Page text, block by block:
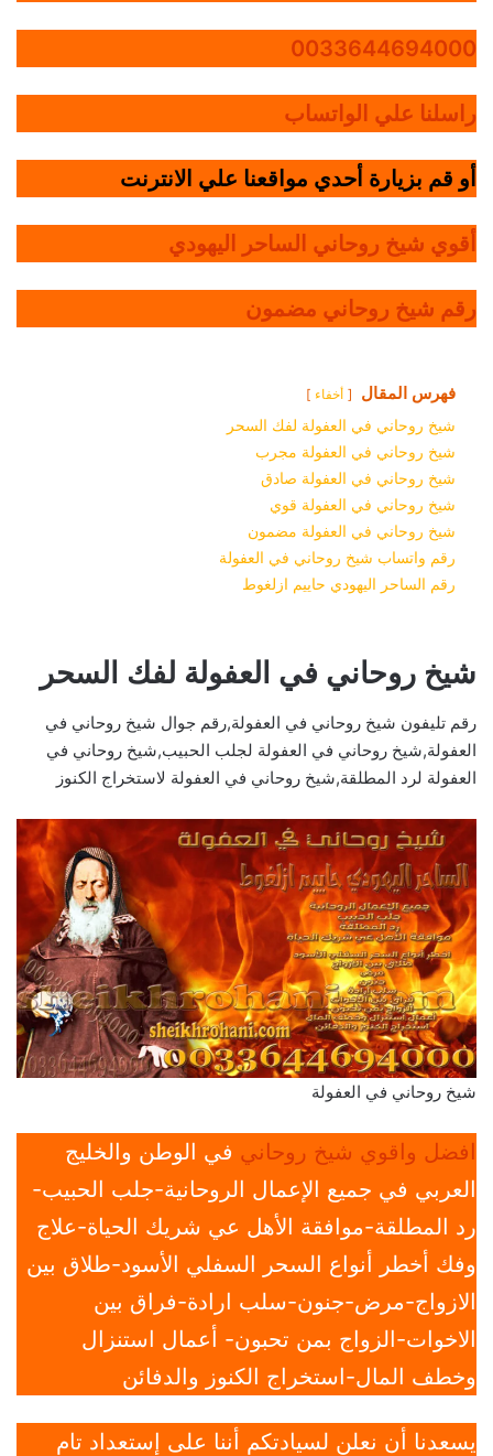
0033644694000
راسلنا علي الواتساب
أو قم بزيارة أحدي مواقعنا علي الانترنت
أقوي شيخ روحاني الساحر اليهودي
رقم شيخ روحاني مضمون
فهرس المقال أخفاء
شيخ روحاني في العفولة لفك السحر
شيخ روحاني في العفولة مجرب
شيخ روحاني في العفولة صادق
شيخ روحاني في العفولة قوي
شيخ روحاني في العفولة مضمون
رقم واتساب شيخ روحاني في العفولة
رقم الساحر اليهودي حاييم ازلغوط
شيخ روحاني في العفولة لفك السحر
رقم تليفون شيخ روحاني في العفولة,رقم جوال شيخ روحاني في
العفولة,شيخ روحاني في العفولة لجلب الحبيب,شيخ روحاني في
العفولة لرد المطلقة,شيخ روحاني في العفولة لاستخراج الكنوز
شيخ روحاني في العفولة
افضل واقوي شيخ روحاني في الوطن والخليج
العربي في جميع الإعمال الروحانية-جلب الحبيب-
رد المطلقة-موافقة الأهل عي شريك الحياة-علاج
وفك أخطر أنواع السحر السفلي الأسود-طلاق بين
الازواج-مرض-جنون-سلب ارادة-فراق بين
الاخوات-الزواج بمن تحبون- أعمال استنزال
وخطف المال-استخراج الكنوز والدفائن
يسعدنا أن نعلن لسيادتكم أننا على إستعداد تام